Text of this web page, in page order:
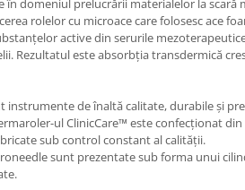
în domeniul prelucrării materialelor la scară
rolelor cu microace care folosesc ace
active din serurile
Rezultatul este absorbția transdermică
instrumente de înaltă calitate, durabile și
ul ClinicCare™ este confecționat
sub control constant al calității.
sunt prezentate sub forma unui